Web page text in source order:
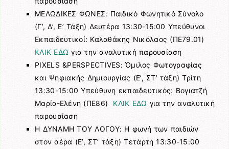
ΜΕΛΩΔΙΚΕΣ ΦΩΝΕΣ: Παιδικό Φωνητικό Σύνολο
(Γ’, Δ’, Ε’ Τάξη) Δευτέρα 13:30-15:00 Υπεύθυνοι
Εκπαιδευτικοί: Καλαθάκης Νικόλαος (ΠΕ79.01)
ΚΛΙΚ ΕΔΩ για την αναλυτική παρουσίαση
PIXELS &PERSPECTIVES: Όμιλος Φωτογραφίας
και Ψηφιακής Δημιουργίας (Ε’, ΣΤ’ τάξη) Τρίτη
13:30-15:00 Υπεύθυνη εκπαιδευτικός: Βογιατζή
Μαρία-Ελένη (ΠΕ86) ΚΛΙΚ ΕΔΩ για την αναλυτική
παρουσίαση
Η ΔΥΝΑΜΗ ΤΟΥ ΛΟΓΟΥ: Η φωνή των παιδιών
στον αέρα (Ε’, ΣΤ’ τάξη) Τετάρτη 13:30-15:00